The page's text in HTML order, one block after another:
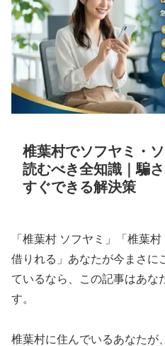
椎葉村でソフヤミ・
読むべき全知識｜騙
すぐできる解決策
「椎葉村 ソフヤミ」「椎葉
借りれる」あなたが今まさに
ているなら、この記事はあな
す。
椎葉村に住んでいるあなたが